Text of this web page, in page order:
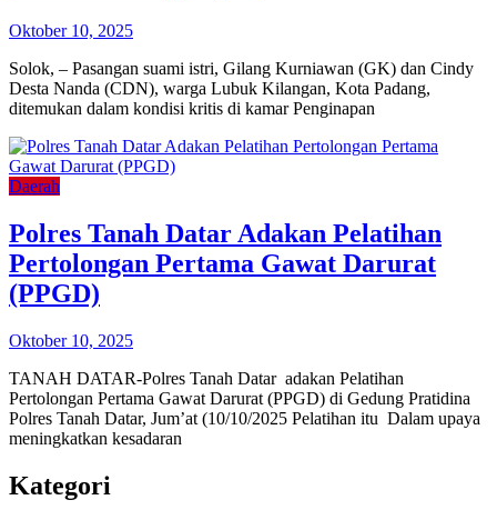
Oktober 10, 2025
Solok, – Pasangan suami istri, Gilang Kurniawan (GK) dan Cindy
Desta Nanda (CDN), warga Lubuk Kilangan, Kota Padang,
ditemukan dalam kondisi kritis di kamar Penginapan
Daerah
Polres Tanah Datar Adakan Pelatihan
Pertolongan Pertama Gawat Darurat
(PPGD)
Oktober 10, 2025
TANAH DATAR-Polres Tanah Datar adakan Pelatihan
Pertolongan Pertama Gawat Darurat (PPGD) di Gedung Pratidina
Polres Tanah Datar, Jum’at (10/10/2025 Pelatihan itu Dalam upaya
meningkatkan kesadaran
Kategori